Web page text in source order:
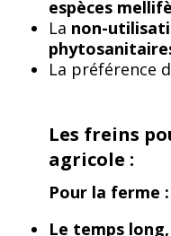
espèces
La non-
La préférence
Les freins
agricole :
Pour la ferme :
Le temps